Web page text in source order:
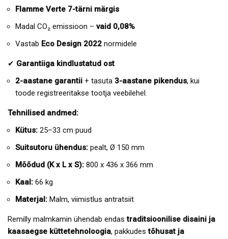
Flamme Verte 7-tärni märgis
Madal CO₂ emissioon – vaid 0,08%
Vastab Eco Design 2022 normidele
✔ Garantiiga kindlustatud ost
2-aastane garantii + tasuta 3-aastane pikendus, kui
toode registreeritakse tootja veebilehel.
Tehnilised andmed:
Kütus: 25–33 cm puud
Suitsutoru ühendus: pealt, Ø 150 mm
Mõõdud (K x L x S): 800 x 436 x 366 mm
Kaal: 66 kg
Materjal: Malm, viimistlus antratsiit
Remilly malmkamin ühendab endastraditsioonilise disaini ja
kaasaegse küttetehnoloogia, pakkudestõhusat ja